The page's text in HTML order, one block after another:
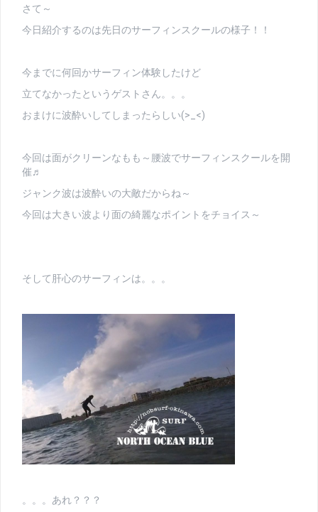
さて～
今日紹介するのは先日のサーフィンスクールの様子！！
今までに何回かサーフィン体験したけど
立てなかったというゲストさん。。。
おまけに波酔いしてしまったらしい(>_<)
今回は面がクリーンなもも～腰波でサーフィンスクールを開
催♬
ジャンク波は波酔いの大敵だからね～
今回は大きい波より面の綺麗なポイントをチョイス～
そして肝心のサーフィンは。。。
。。。あれ？？？